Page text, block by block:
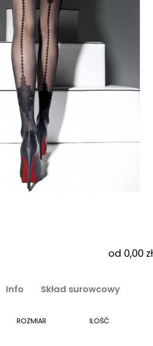
od 0,00 zł
Info Skład surowcowy
ROZMIAR ILOŚĆ